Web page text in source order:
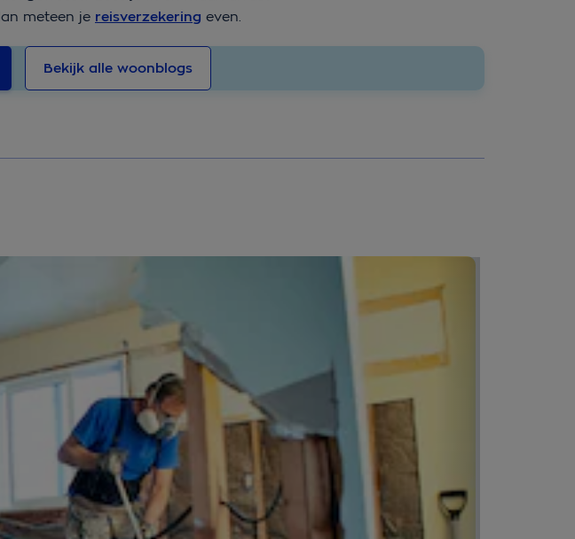
meteen je reisverzekering even.
Bekijk alle woonblogs